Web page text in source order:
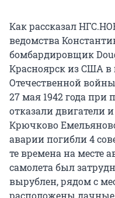
Как рассказал
ведомства
бомбардировщик
Красноярск из США в
Отечественной
27 мая 1942 года при
отказали двигатели
Крючково
аварии погибли 4
те времена на месте
самолета был
вырублен, рядом с
расположены дачные